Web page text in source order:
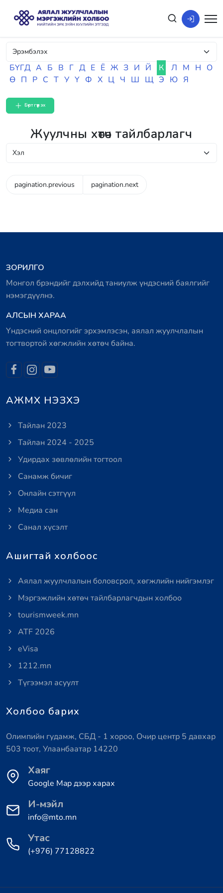
БҮГД А Б В Г Д Е Ё Ж З И Й К Л М Н О
Ө П Р С Т У Ү Ф Х Ц Ч Ш Щ Э Ю Я
Бүртгүүлэх
Жуулчны хөтөч тайлбарлагч
pagination.previous pagination.next
ЗОРИЛГО
Монгол брэндийг дэлхийд таниулж үндэсний баялгийг
нэмэгдүүлнэ.
АЛСЫН ХАРАА
Үндэсний онцлогийг эрхэмлэсэн, аялал жуулчлалын
тогтвортой хөгжлийн хөтөч байна.
АЖМХ НЭЗХЭ
Тайлан 2023
Тайлан 2024 - 2025
Удирдах зөвлөлийн тогтоол
Санамж бичиг
Онлайн сэтгүүл
Медиа сан
Санал хүсэлт
Ашигтай холбоос
Аялал жуулчлалын боловсрол, хөгжлийн нийгэмлэг
Мэргэжлийн хөтөч тайлбарлагчдын холбоо
tourismweek.mn
ATF 2026
eVisa
1212.mn
Түгээмэл асуулт
Холбоо барих
Олимпийн гудамж, СБД - 1 хороо, Очир центр 5 давхар
503 тоот, Улаанбаатар 14220
Хаяг
Google Map дээр харах
И-мэйл
info@mto.mn
Утас
(+976) 77128822